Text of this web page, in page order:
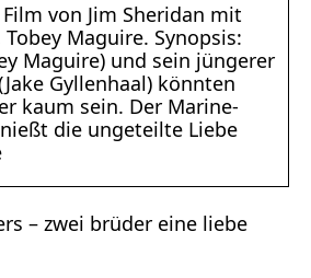
von Jim Sheridan mit
Tobey Maguire. Synopsis:
Maguire) und sein jüngerer
Gyllenhaal) könnten
kaum sein. Der Marine-
die ungeteilte Liebe
– zwei brüder eine liebe